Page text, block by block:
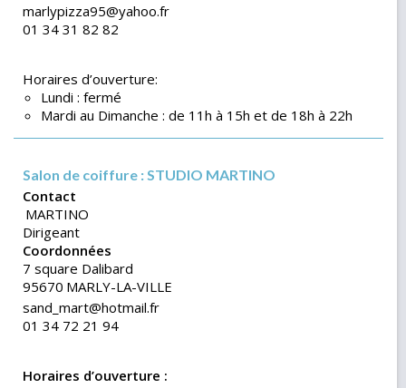
marlypizza95@yahoo.fr
01 34 31 82 82
Horaires d’ouverture:
Lundi : fermé
Mardi au Dimanche : de 11h à 15h et de 18h à 22h
Salon de coiffure : STUDIO MARTINO
Contact
MARTINO
Dirigeant
Coordonnées
7 square Dalibard
95670 MARLY-LA-VILLE
sand_mart@hotmail.fr
01 34 72 21 94
Horaires d’ouverture :